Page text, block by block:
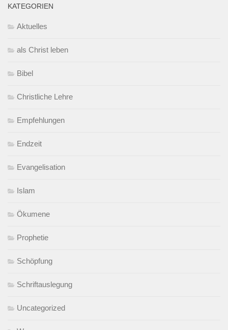
KATEGORIEN
Aktuelles
als Christ leben
Bibel
Christliche Lehre
Empfehlungen
Endzeit
Evangelisation
Islam
Ökumene
Prophetie
Schöpfung
Schriftauslegung
Uncategorized